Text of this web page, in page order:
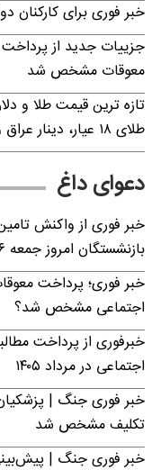
خبر فوری برای کارکنان
جزییات جدید از
معوقات مشخص شد
طلای ۱۸ عیار، دینار عراق و ارز دیجیتال +جدول (آنلاین)
دعوای داغ
خبر فوری از واکنش
بازنشستگان امروز جمعه ۱۶ مرداد ۱۴۰۵
خبر فوری؛ پرداخت
اجتماعی مشخص شد؟
خبرفوری از پرداخت
اجتماعی در مرداد ۱۴۰۵
خبر فوری جنگ | پزشکیان
تکلیف مشخص شد
خبر فوری جنگ |